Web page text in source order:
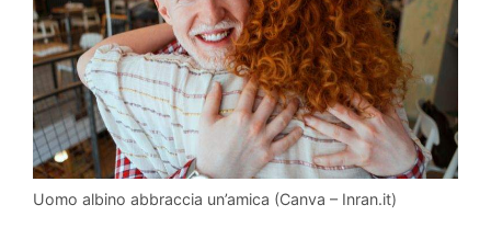
Uomo albino abbraccia un’amica (Canva – Inran.it)